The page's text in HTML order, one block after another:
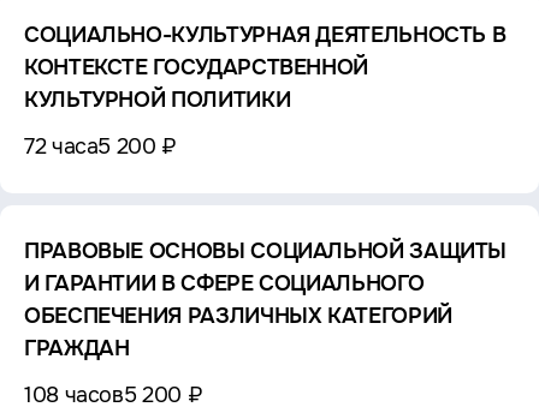
СОЦИАЛЬНО-КУЛЬТУРНАЯ ДЕЯТЕЛЬНОСТЬ В
КОНТЕКСТЕ ГОСУДАРСТВЕННОЙ
КУЛЬТУРНОЙ ПОЛИТИКИ
72 часа5 200 ₽
ПРАВОВЫЕ ОСНОВЫ СОЦИАЛЬНОЙ ЗАЩИТЫ
И ГАРАНТИИ В СФЕРЕ СОЦИАЛЬНОГО
ОБЕСПЕЧЕНИЯ РАЗЛИЧНЫХ КАТЕГОРИЙ
ГРАЖДАН
108 часов5 200 ₽